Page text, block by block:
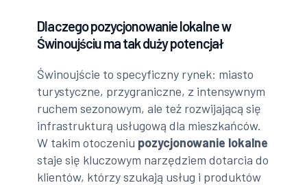
Dlaczego pozycjonowanie lokalne w
Świnoujściu ma tak duży potencjał
Świnoujście to specyficzny rynek: miasto
turystyczne, przygraniczne, z intensywnym
ruchem sezonowym, ale też rozwijającą się
infrastrukturą usługową dla mieszkańców.
W takim otoczeniu pozycjonowanie lokalne
staje się kluczowym narzędziem dotarcia do
klientów, którzy szukają usług i produktów